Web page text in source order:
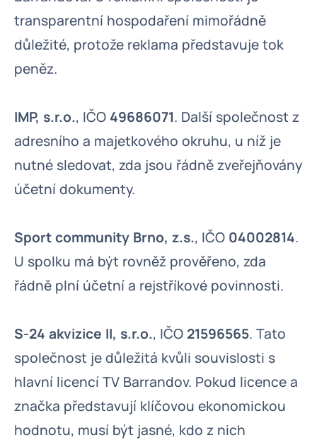
transparentní hospodaření mimořádně
důležité, protože reklama představuje tok
peněz.
IMP, s.r.o., IČO 49686071. Další společnost z
adresního a majetkového okruhu, u níž je
nutné sledovat, zda jsou řádně zveřejňovány
účetní dokumenty.
Sport community Brno, z.s., IČO 04002814.
U spolku má být rovněž prověřeno, zda
řádně plní účetní a rejstříkové povinnosti.
S-24 akvizice II, s.r.o., IČO 21596565. Tato
společnost je důležitá kvůli souvislosti s
hlavní licencí TV Barrandov. Pokud licence a
značka představují klíčovou ekonomickou
hodnotu, musí být jasné, kdo z nich